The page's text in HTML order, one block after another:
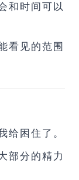
和时间可以
看见的范围
困住了。
部分的精力